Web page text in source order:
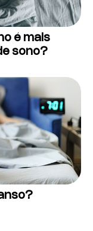
é mais
sono?